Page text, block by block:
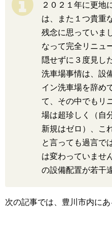
２０２１年に更地
は、また１つ貴重
残念に思っていま
なって完全リニュ
隠せずに３度見し
洗車場事情は、設
イン洗車場を辞め
て、その中でもリ
場は超珍しく（自
新規はゼロ）、こ
と言っても過言で
は変わっていませ
の設備配置が若干
次の記事では、豊川市内に